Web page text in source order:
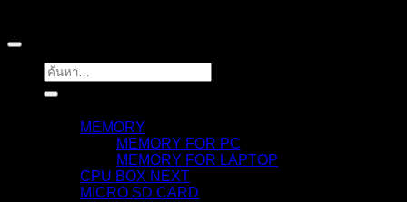
ค้นหา:
MEMORY
MEMORY FOR PC
MEMORY FOR LAPTOP
CPU BOX NEXT
MICRO SD CARD